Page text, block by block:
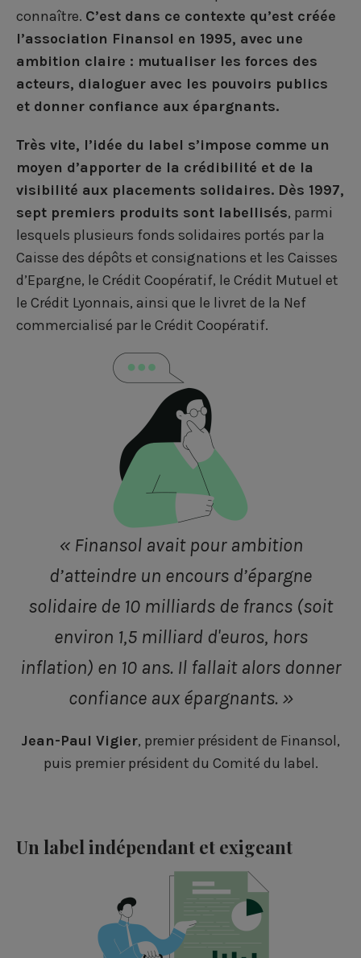
e
r
s
u
r
F
a
c
e
b
o
o
k
e
r
s
u
r
L
i
n
k
e
d
i
n
e
r
s
u
r
T
w
i
t
t
e
r
connaître. C’est dans ce contexte qu’est créée
l’association Finansol en 1995, avec une
ambition claire : mutualiser les forces des
acteurs, dialoguer avec les pouvoirs publics
et donner confiance aux épargnants.
Très vite, l’idée du label s’impose comme un
moyen d’apporter de la crédibilité et de la
visibilité aux placements solidaires. Dès 1997,
sept premiers produits sont labellisés, parmi
lesquels plusieurs fonds solidaires portés par la
Caisse des dépôts et consignations et les Caisses
d’Epargne, le Crédit Coopératif, le Crédit Mutuel et
le Crédit Lyonnais, ainsi que le livret de la Nef
commercialisé par le Crédit Coopératif.
« Finansol avait pour ambition
d’atteindre un encours d’épargne
solidaire de 10 milliards de francs (soit
environ 1,5 milliard d'euros, hors
inflation) en 10 ans. Il fallait alors donner
confiance aux épargnants. »
Jean-Paul Vigier, premier président de Finansol,
puis premier président du Comité du label.
Un label indépendant et exigeant